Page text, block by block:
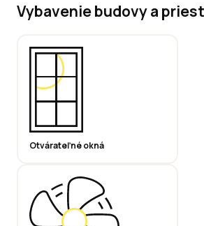
Vybavenie budovy a
Otvárateľné okná